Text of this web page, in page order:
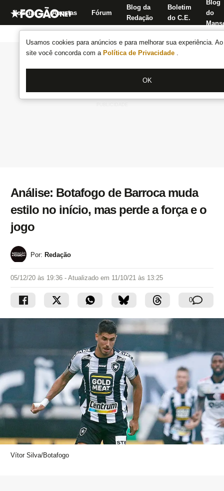
Usamos cookies para anúncios e para melhorar sua experiência.
site você concorda com a Política de Privacidade .
OK
Notícias Apostas Fórum
Blog da
Redação
Boletim
do C.E.
Blog
do
Análise: Botafogo de Barroca muda
estilo no início, mas perde a força e o
jogo
Por: Redação
05/12/20 às 19:36 - Atualizado em 11/10/21 às 13:25
0
Vítor Silva/Botafogo